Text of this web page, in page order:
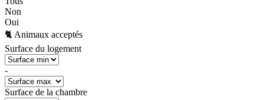
Non
Oui
🐈 Animaux acceptés
Surface du logement
-
Surface de la chambre